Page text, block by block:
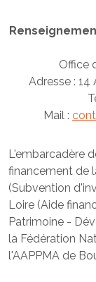
Office
Adresse :
Mail :
L'embarcadère
financement de
(Subvention
Loire (Aide
Patrimoine -
la Fédération
l'AAPPMA de